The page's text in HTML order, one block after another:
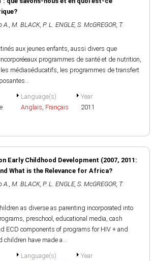
A., M. BLACK, P. L. ENGLE, S. McGREGOR, T.
aux jeunes enfants, aussi divers que
programmes de santé et de nutrition,
médiaséducatifs, les programmes de transfert
Language(s)
Anglais, Français
Year
2011
Early Childhood Development (2007, 2011:
What is the Relevance for Africa?
A., M. BLACK, P. L. ENGLE, S. McGREGOR, T.
as diverse as parenting incorporated into
preschool, educational media, cash
ECD components of programs for HIV + and
children have made a...
Language(s)
Year